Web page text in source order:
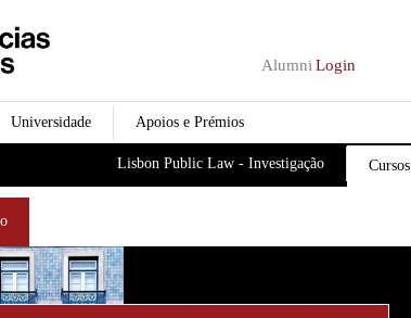
Alumni Login
Apoios e Prémios
Universidade
Cursos
Lisbon Public Law - Investigação